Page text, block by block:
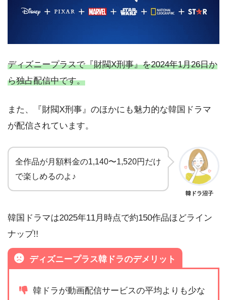
ディズニープラスで『財閥X刑事』を2024年1月26日か
ら独占配信中です。
また、『財閥X刑事』のほかにも魅力的な韓国ドラマ
が配信されています。
全作品が月額料金の1,140〜1,520円だけ
で楽しめるのよ♪
韓ドラ沼子
韓国ドラマは2025年11月時点で約150作品ほどライン
ナップ!!
ディズニープラス韓ドラのデメリット
韓ドラが動画配信サービスの平均よりも少な